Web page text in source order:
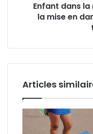
mise
mineur
!
Enfant dans
la mise en
Articles